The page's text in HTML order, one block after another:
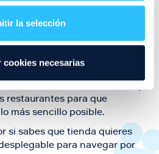
la selección
cookies necesarias
de ocio y shopping durante
de Puerto Venecia
restaurantes para que
más sencillo posible.
si sabes que tienda quieres
para navegar por